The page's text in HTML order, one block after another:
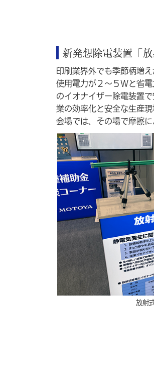
新発想除電装置「放
印刷業界外でも季節柄増
使用電力が２～５Wと省
のイオナイザー除電装置
業の効率化と安全な生産
会場では、その場で摩擦
放射